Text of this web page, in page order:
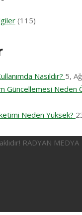
(115)
Nasıldır? 5,
Güncellemesi Neden
Neden Yüksek?
RADYAN MEDYA